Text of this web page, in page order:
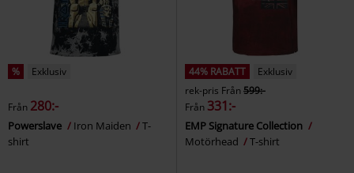
% Exklusiv
Från 280:-
Powerslave Iron Maiden
T-
shirt
44% RABATT
Exklusiv
rek-pris Från599:-
Från 331:-
EMP Signature Collection
Motörhead
T-shirt